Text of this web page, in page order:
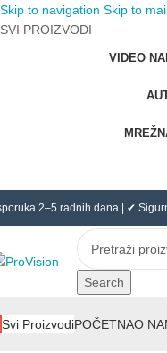
Skip to navigation Skip to
SVI PROIZVODI
VIDEO
2–5 radnih dana | ✔
Search
Svi ProizvodiPOČETNAO